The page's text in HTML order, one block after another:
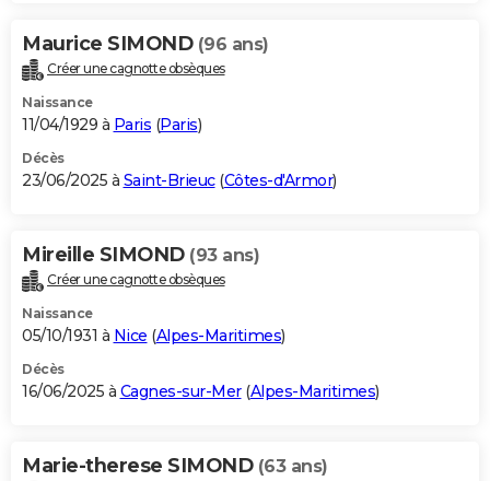
Maurice SIMOND (96 ans)
Créer une cagnotte obsèques
Naissance
11/04/1929 à Paris (Paris)
Décès
23/06/2025 à Saint-Brieuc(Côtes-d'Armor)
Mireille SIMOND (93 ans)
Créer une cagnotte obsèques
Naissance
05/10/1931 à Nice (Alpes-Maritimes)
Décès
16/06/2025 à Cagnes-sur-Mer(Alpes-Maritimes)
Marie-therese SIMOND (63 ans)